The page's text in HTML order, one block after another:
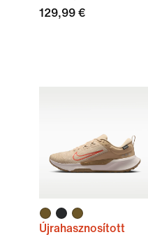
129,99 €
Újrahasznosított